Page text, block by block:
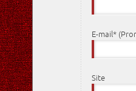
E-mail*
Site